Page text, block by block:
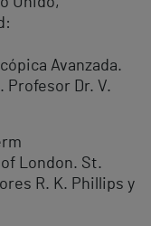
Avanzada.
Profesor Dr. V.
London. St.
R. K. Phillips y